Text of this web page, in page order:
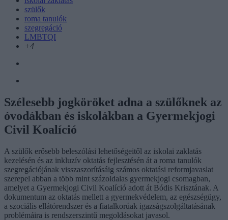
szülők
roma tanulók
szegregáció
LMBTQI
+4
Szélesebb jogköröket adna a szülőknek az
óvodákban és iskolákban a Gyermekjogi
Civil Koalíció
A szülők erősebb beleszólási lehetőségeitől az iskolai zaklatás
kezelésén és az inkluzív oktatás fejlesztésén át a roma tanulók
szegregációjának visszaszorításáig számos oktatási reformjavaslat
szerepel abban a több mint százoldalas gyermekjogi csomagban,
amelyet a Gyermekjogi Civil Koalíció adott át Bódis Krisztának. A
dokumentum az oktatás mellett a gyermekvédelem, az egészségügy,
a szociális ellátórendszer és a fiatalkorúak igazságszolgáltatásának
problémáira is rendszerszintű megoldásokat javasol.